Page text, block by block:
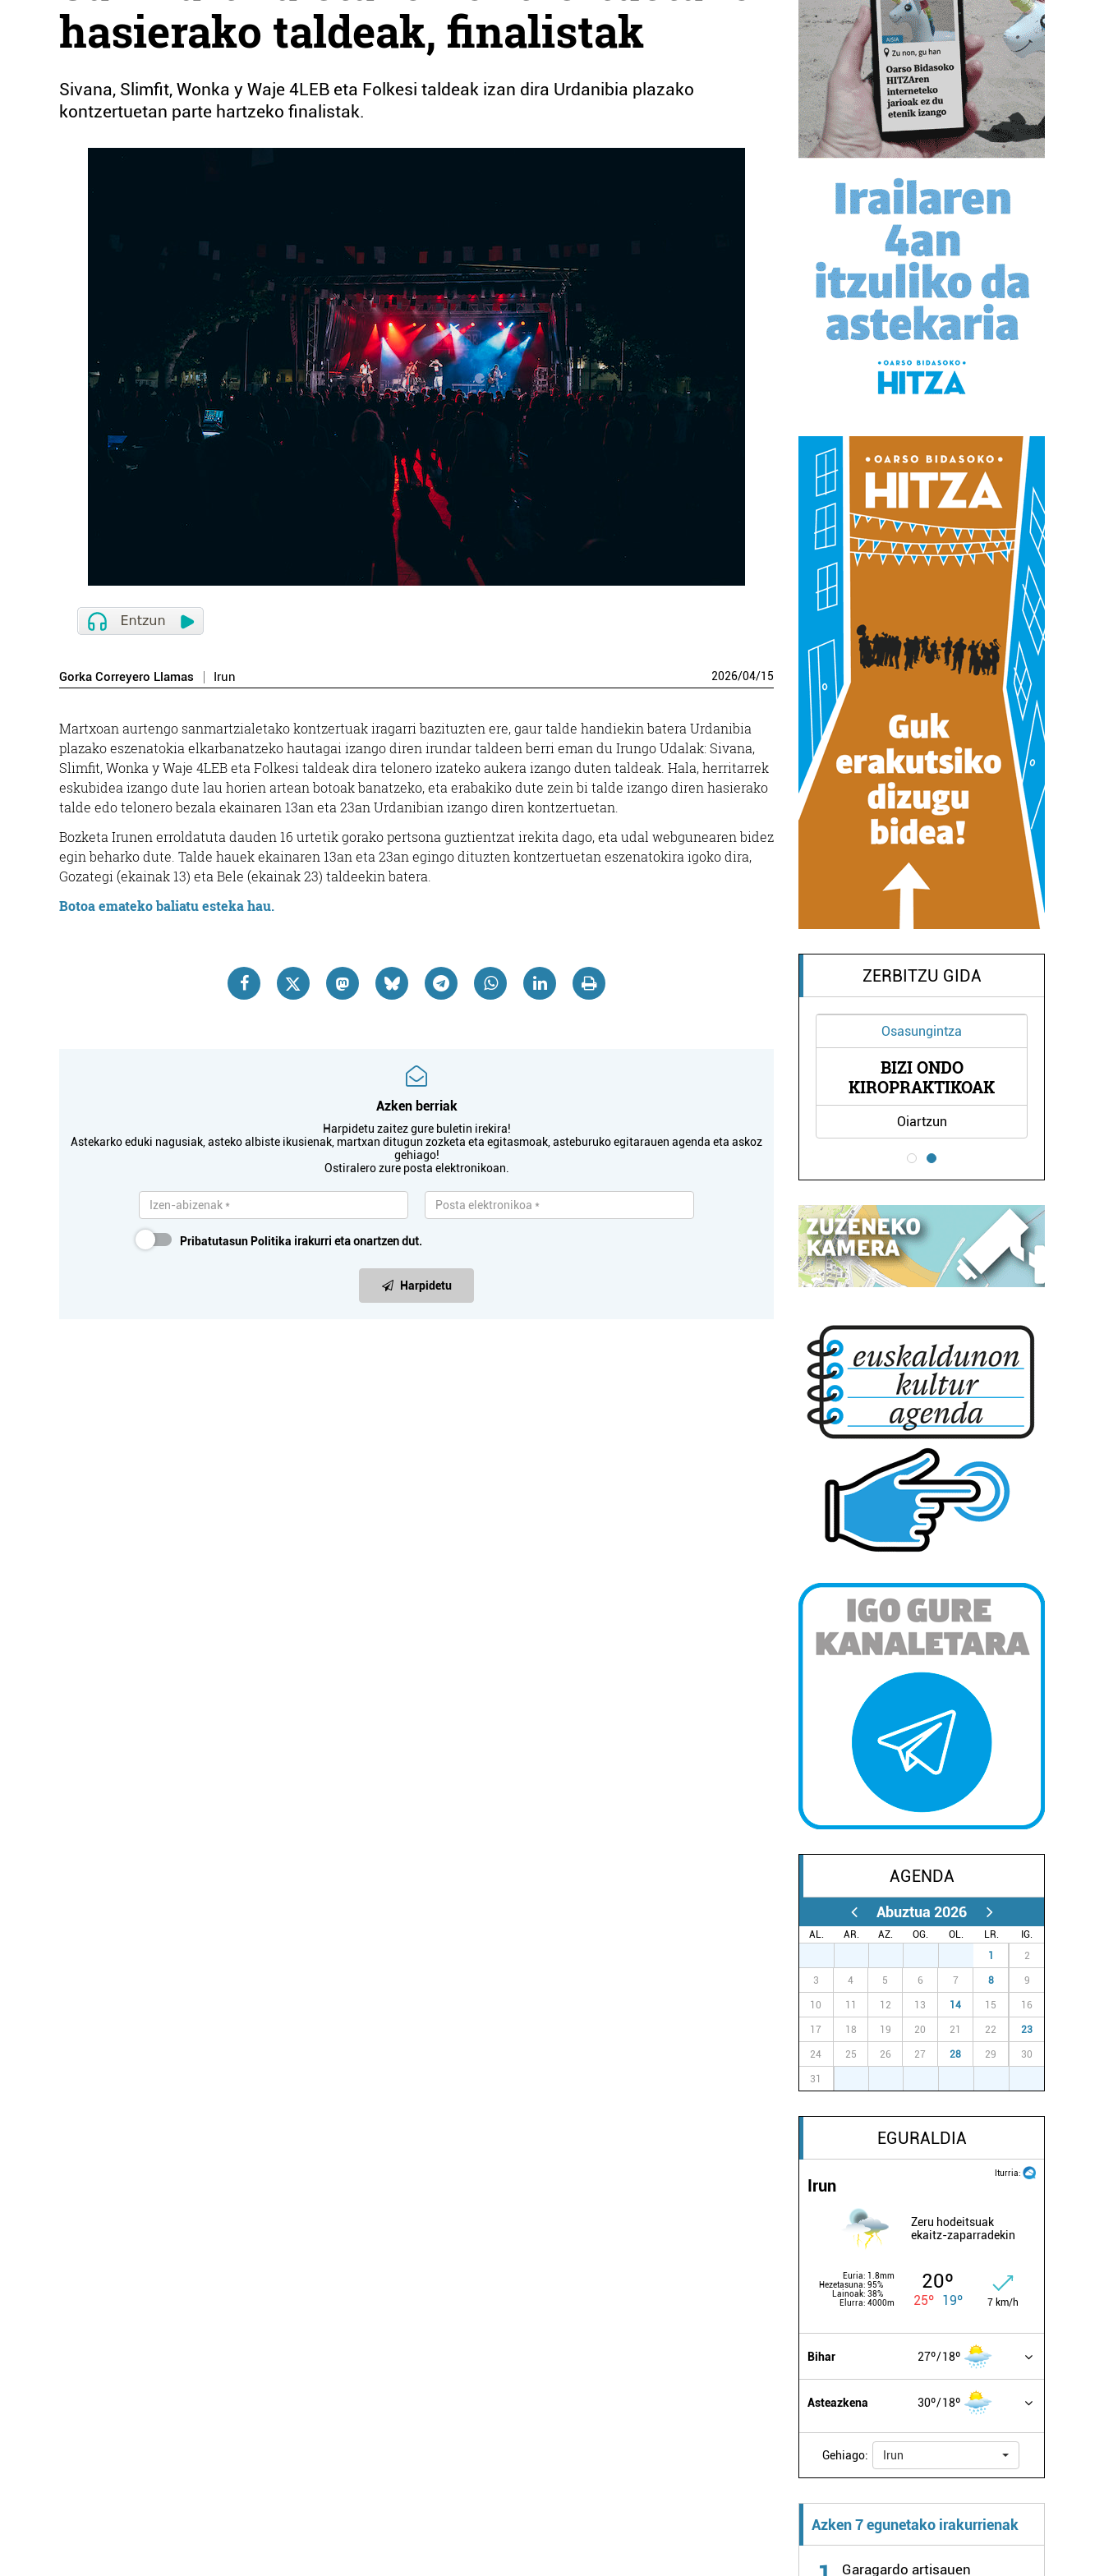
hasierako taldeak, finalistak
Sivana, Slimfit, Wonka y Waje 4LEB eta Folkesi taldeak izan dira Urdanibia plazako
kontzertuetan parte hartzeko finalistak.
Gorka Correyero Llamas Irun 2026/04/15
Martxoan aurtengo sanmartzialetako kontzertuak iragarri bazituzten ere, gaur talde handiekin batera Urdanibia
plazako eszenatokia elkarbanatzeko hautagai izango diren irundar taldeen berri eman du Irungo Udalak: Sivana,
Slimfit, Wonka y Waje 4LEB eta Folkesi taldeak dira telonero izateko aukera izango duten taldeak. Hala, herritarrek
eskubidea izango dute lau horien artean botoak banatzeko, eta erabakiko dute zein bi talde izango diren hasierako
talde edo telonero bezala ekainaren 13an eta 23an Urdanibian izango diren kontzertuetan.
Bozketa Irunen erroldatuta dauden 16 urtetik gorako pertsona guztientzat irekita dago, eta udal webgunearen bidez
egin beharko dute. Talde hauek ekainaren 13an eta 23an egingo dituzten kontzertuetan eszenatokira igoko dira,
Gozategi (ekainak 13) eta Bele (ekainak 23) taldeekin batera.
Botoa emateko baliatu esteka hau.
Azken berriak
Harpidetu zaitez gure buletin irekira!
Astekarko eduki nagusiak, asteko albiste ikusienak, martxan ditugun zozketa eta egitasmoak, asteburuko egitarauen agenda eta askoz
gehiago!
Ostiralero zure posta elektronikoan.
Pribatutasun Politika irakurri eta onartzen dut.
Harpidetu
ZERBITZU GIDA
BIZI ONDO
KIROPRAKTIKOAK
Oiartzun
Osasungintza
BIZI ONDO
KIROPRAKTIKOAK
Oiartzun
AGENDA
Abuztua 2026
AL. AR. AZ. OG. OL. LR.
IG.
1 2
3 4 5 6 7 8 9
10 11 12 13 14 15 16
17 18 19 20 21 22 23
24 25 26 27 28 29 30
31
EGURALDIA
Iturria:
Irun
Zeru hodeitsuak
ekaitz-zaparradekin
Euria: 1.8mm
Hezetasuna: 95%
Lainoak: 38%
Elurra: 4000m
20º
25º 19º 7 km/h
Bihar 27º 18º
Asteazkena 30º 18º
Gehiago: Irun
Azken 7 egunetako irakurrienak
Garagardo artisauen